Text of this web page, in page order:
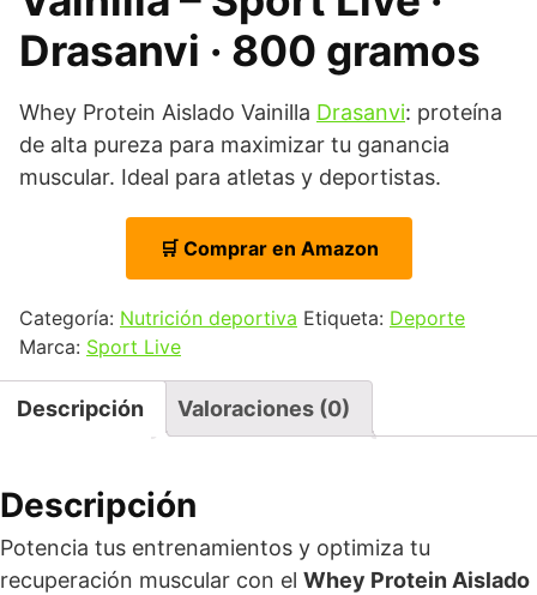
Drasanvi · 800 gramos
Whey Protein Aislado Vainilla Drasanvi: proteína
de alta pureza para maximizar tu ganancia
muscular. Ideal para atletas y deportistas.
🛒 Comprar en Amazon
Categoría: Nutrición deportiva Etiqueta: Deporte
Marca: Sport Live
Descripción Valoraciones (0)
Descripción
Potencia tus entrenamientos y optimiza tu
recuperación muscular con el Whey Protein Aislado